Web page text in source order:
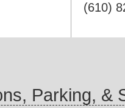
(610)
Parking, &